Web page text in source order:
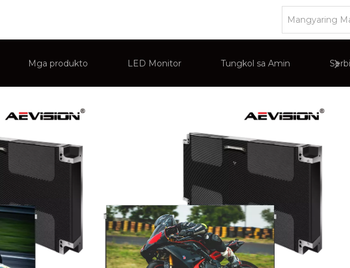
Mga produkto
Intelligent Interactive Display Display ng Komersyal na
LED Monitor Tungkol sa Amin